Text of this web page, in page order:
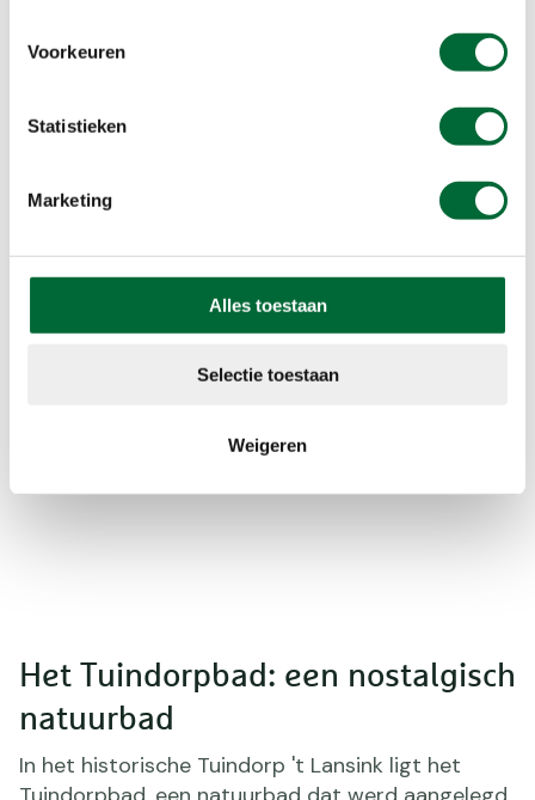
Voorkeuren
Statistieken
Marketing
Alles toestaan
Selectie toestaan
Weigeren
van de firma Stork. Gebouwd naar Engels
voorbeeld, biedt deze wijk een harmonieuze mix
van woningen, met grote tuinen en openbare
parken. Dit tuindorp was een innovatief concept
gezonde en aangename woonomgeving te
bieden. Hier wandel je langs karakteristieke huizen
en het C.T. Storkplein, het centrale punt van de
wijk.
Het Tuindorpbad: een nostalgisch
natuurbad
In het historische Tuindorp 't Lansink ligt het